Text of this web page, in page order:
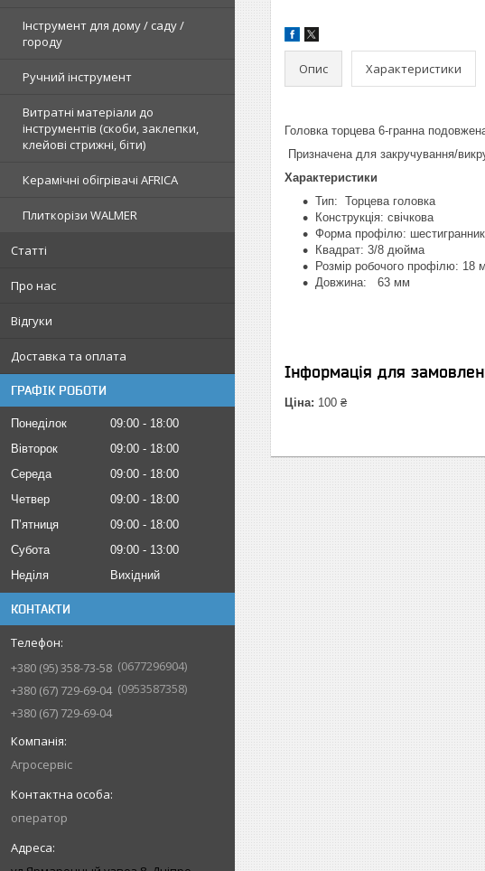
Інструмент для дому / саду /
городу
Ручний інструмент
Витратні матеріали до
інструментів (скоби, заклепки,
клейові стрижні, біти)
Керамічні обігрівачі AFRICA
Плиткорізи WALMER
Статті
Про нас
Відгуки
Доставка та оплата
ГРАФІК РОБОТИ
Понеділок 09:00
18:00
Вівторок
09:00
18:00
Середа
09:00
18:00
Четвер
09:00
18:00
Пʼятниця
09:00
18:00
Субота
09:00
13:00
Неділя
Вихідний
КОНТАКТИ
+380 (95) 358-73-58
0677296904
+380 (67) 729-69-04
0953587358
+380 (67) 729-69-04
Агросервіс
оператор
Опис Характеристики
Головка торцева 6-гранна
Призначена для закручування/
Характеристики
Тип: Торцева головка
Конструкція: свічкова
Форма профілю: шестигранник
Квадрат: 3/8 дюйма
Розмір робочого профілю: 18
Довжина: 63 мм
Інформація для
Ціна: 100 ₴